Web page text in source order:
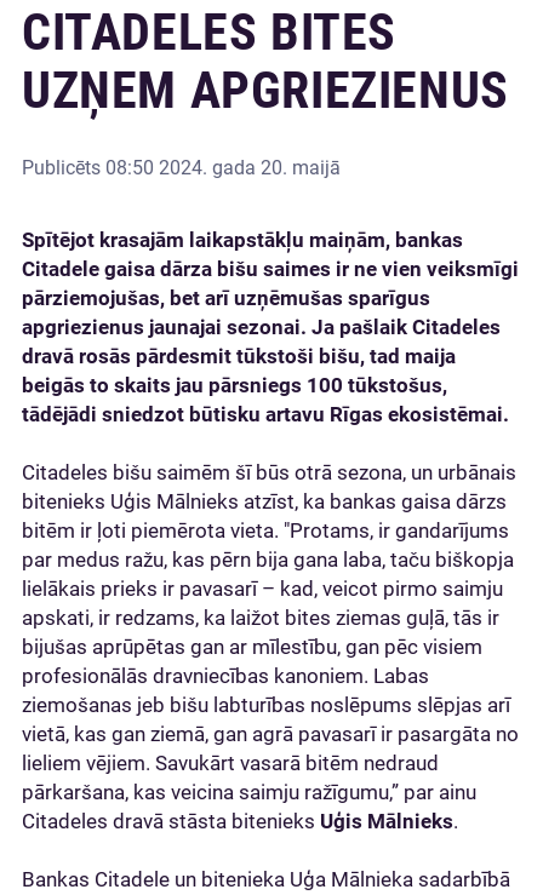
CITADELES BITES
UZŅEM APGRIEZIENUS
Publicēts 08:50 2024. gada 20. maijā
Spītējot krasajām laikapstākļu maiņām, bankas
Citadele gaisa dārza bišu saimes ir ne vien veiksmīgi
pārziemojušas, bet arī uzņēmušas sparīgus
apgriezienus jaunajai sezonai. Ja pašlaik Citadeles
dravā rosās pārdesmit tūkstoši bišu, tad maija
beigās to skaits jau pārsniegs 100 tūkstošus,
tādējādi sniedzot būtisku artavu Rīgas ekosistēmai.
Citadeles bišu saimēm šī būs otrā sezona, un urbānais
bitenieks Uģis Mālnieks atzīst, ka bankas gaisa dārzs
bitēm ir ļoti piemērota vieta. "Protams, ir gandarījums
par medus ražu, kas pērn bija gana laba, taču biškopja
lielākais prieks ir pavasarī – kad, veicot pirmo saimju
apskati, ir redzams, ka laižot bites ziemas guļā, tās ir
bijušas aprūpētas gan ar mīlestību, gan pēc visiem
profesionālās dravniecības kanoniem. Labas
ziemošanas jeb bišu labturības noslēpums slēpjas arī
vietā, kas gan ziemā, gan agrā pavasarī ir pasargāta no
lieliem vējiem. Savukārt vasarā bitēm nedraud
pārkaršana, kas veicina saimju ražīgumu,” par ainu
Citadeles dravā stāsta bitenieks Uģis Mālnieks.
Bankas Citadele un bitenieka Uģa Mālnieka sadarbībā